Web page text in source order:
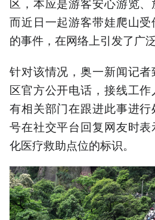
而近日一起游客带娃爬山
的事件，在网络上引发了广
针对该情况，奥一新闻记
区官方公开电话，接线工
有相关部门在跟进此事进
号在社交平台回复网友时
化医疗救助点位的标识。